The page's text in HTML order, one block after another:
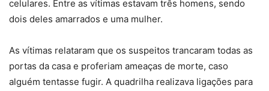
celulares. Entre as vítimas estavam três homens, sendo
dois deles amarrados e uma mulher.
As vítimas relataram que os suspeitos trancaram todas as
portas da casa e proferiam ameaças de morte, caso
alguém tentasse fugir. A quadrilha realizava ligações para